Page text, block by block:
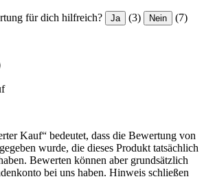
für dich hilfreich? Ja (3) Nein (7)
Kauf“ bedeutet, dass die Bewertung von
wurde, die dieses Produkt tatsächlich
Bewerten können aber grundsätzlich
bei uns haben. Hinweis schließen